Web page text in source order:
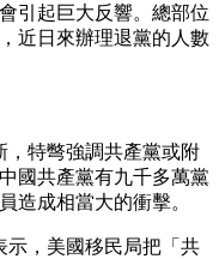
引起巨大反響。總部位
近日來辦理退黨的人數
，特彆強調共產黨或附
國共產黨有九千多萬黨
造成相當大的衝擊。
示，美國移民局把「共